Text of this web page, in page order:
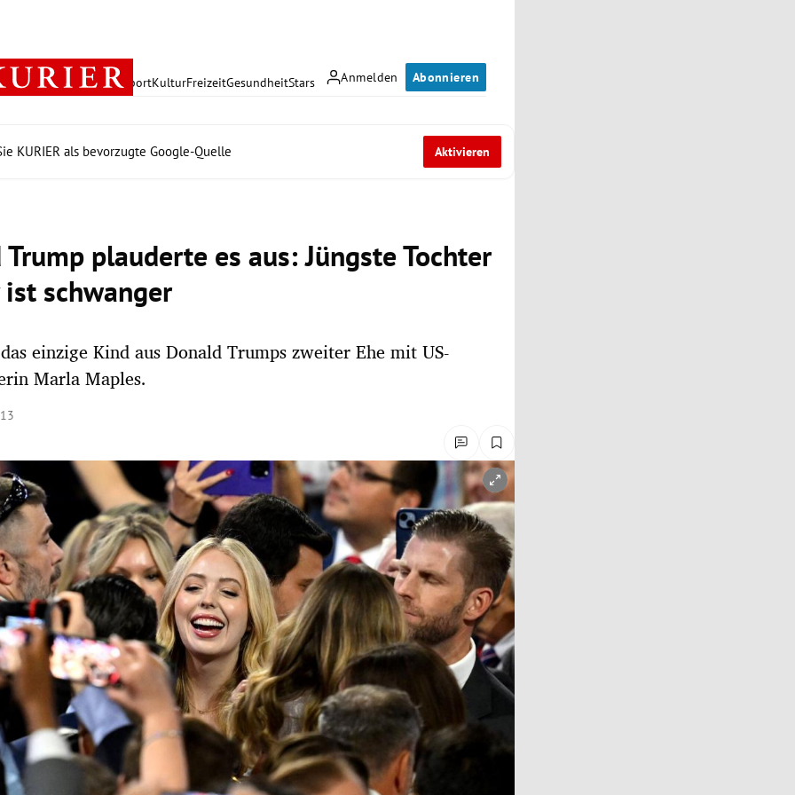
Anmelden Abonnieren
PolitikWirtschaft SportKulturFreizeitGesundheitStars
KURIER als bevorzugte Google-Quelle Aktivieren
plauderte es aus: Jüngste Tochter
schwanger
einzige Kind aus Donald Trumps zweiter Ehe mit US-
Marla Maples.
öffnen/schließen